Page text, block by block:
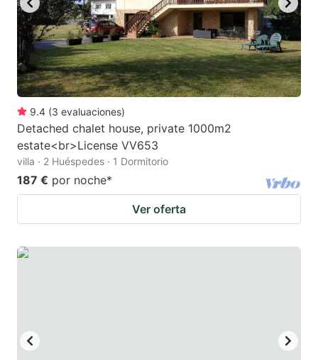
9.4 (3 evaluaciones)
Detached chalet house, private 1000m2
estate<br>License VV653
villa · 2 Huéspedes · 1 Dormitorio
187 € por noche*
Ver oferta